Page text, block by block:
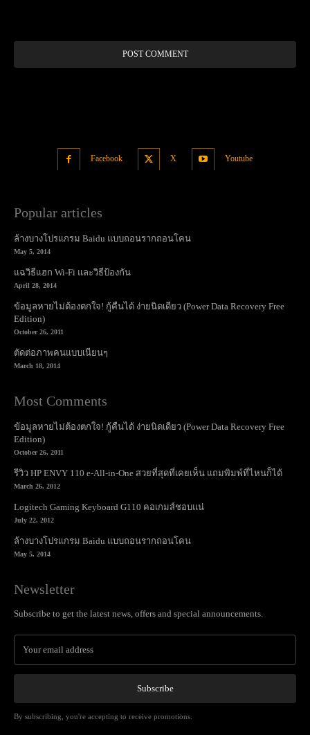
Facebook X Youtube
Popular articles
ล้างบางโปรแกรม Baidu แบบถอนรากถอนโคน
May 5, 2014
แฉวิธีแฮก Wi-Fi และวิธีป้องกัน
April 28, 2014
ข้อมูลหายไม่ต้องตกใจ! กู้คืนได้ ง่ายนิดเดียว (Power Data Recovery Free
Edition)
October 26, 2011
ตัดต่อภาพคนแบบเนียนๆ
March 18, 2014
Most Comments
ข้อมูลหายไม่ต้องตกใจ! กู้คืนได้ ง่ายนิดเดียว (Power Data Recovery Free
Edition)
October 26, 2011
รีวิว HP ENVY 110 e-All-in-One สวยที่สุดที่เคยเห็น แถมพิมพ์ที่ไหนก็ได้
March 26, 2012
Logitech Gaming Keyboard G110 คอเกมส์ชอบแน่
July 22, 2012
ล้างบางโปรแกรม Baidu แบบถอนรากถอนโคน
May 5, 2014
Newsletter
Subscribe to get the latest news, offers and special announcements.
Subscribe
By subscribing, you're accepting to receive promotions.